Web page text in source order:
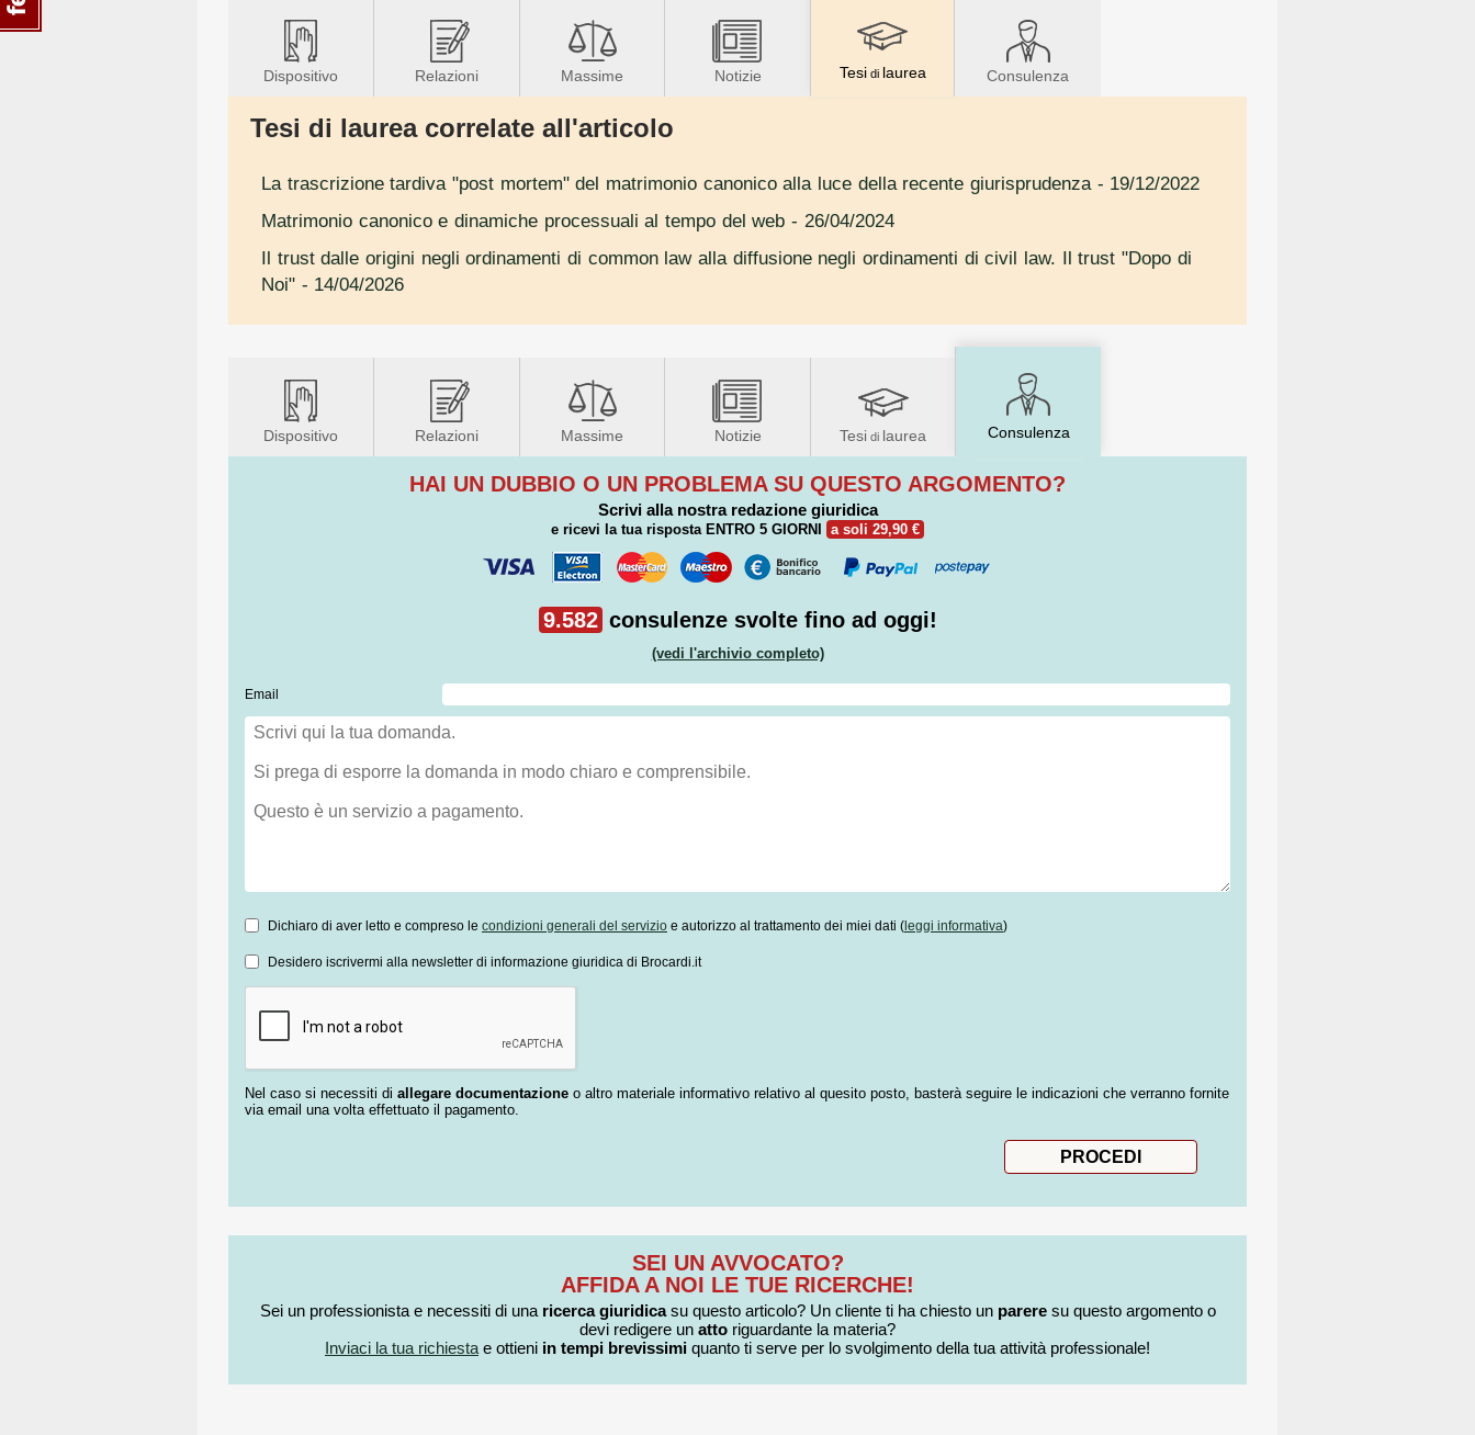
Dispositivo Relazioni Massime Notizie Tesidi laurea Consulenza
Tesi di laurea correlate all'articolo
La trascrizione tardiva "post mortem" del matrimonio canonico alla luce della recente giurisprudenza - 19/12/2022
Matrimonio canonico e dinamiche processuali al tempo del web - 26/04/2024
Il trust dalle origini negli ordinamenti di common law alla diffusione negli ordinamenti di civil law. Il trust "Dopo di
Noi" - 14/04/2026
Dispositivo Relazioni Massime Notizie Tesi di laurea Consulenza
HAI UN DUBBIO O UN PROBLEMA SU QUESTO ARGOMENTO?
Scrivi alla nostra redazione giuridica
e ricevi la tua risposta ENTRO 5 GIORNI a soli 29,90 €
9.582 consulenze svolte fino ad oggi!
(vedi l'archivio completo)
Email
Dichiaro di aver letto e compreso le condizioni generali del servizio e autorizzo al trattamento dei miei dati ( leggi informativa)
Desidero iscrivermi alla newsletter di informazione giuridica di Brocardi.it
Nel caso si necessiti di allegare documentazione o altro materiale informativo relativo al quesito posto, basterà seguire le indicazioni che verranno fornite
via email una volta effettuato il pagamento.
SEI UN AVVOCATO?
AFFIDA A NOI LE TUE RICERCHE!
Sei un professionista e necessiti di una ricerca giuridicasu questo articolo? Un cliente ti ha chiesto un pareresu questo argomento o
devi redigere un atto riguardante la materia?
Inviaci la tua richiestae ottieni in tempi brevissimi quanto ti serve per lo svolgimento della tua attività professionale!